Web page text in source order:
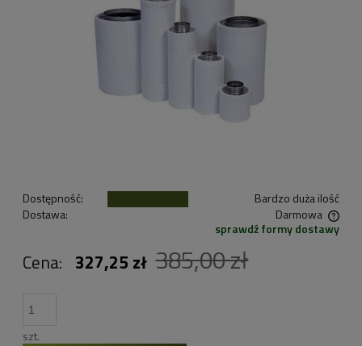
Dostępność:
Bardzo duża ilość
Dostawa:
Darmowa
Cena nie zawiera ewentualnych kosztów płatnościsprawdź formy dostawy
Cena: 327,25 zł 385,00 zł
szt.